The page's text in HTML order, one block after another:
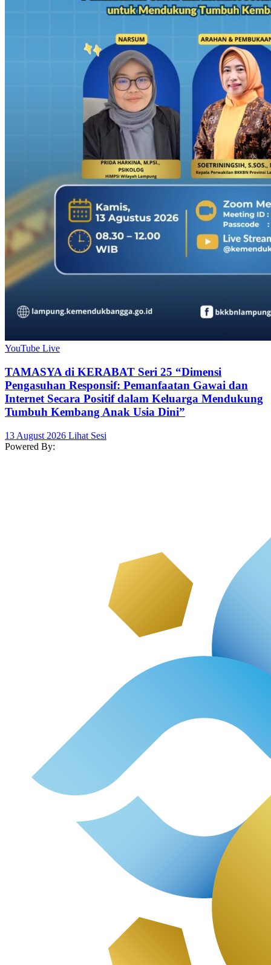
YouTube Live
TAMASYA di KERABAT Seri 25 “Dimensi
Pengasuhan Responsif: Pemanfaatan Gawai dan
Internet Secara Positif dalam Keluarga Mendukung
Tumbuh Kembang Anak Usia Dini”
13 August 2026 Lihat Sesi
Powered By: